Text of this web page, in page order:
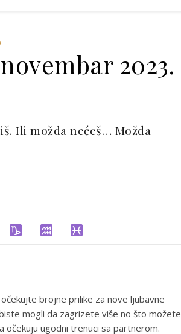
2023.
Ili možda nećeš… Možda
brojne prilike za nove ljubavne
mogli da zagrizete više no što možete
očekuju ugodni trenuci sa partnerom.